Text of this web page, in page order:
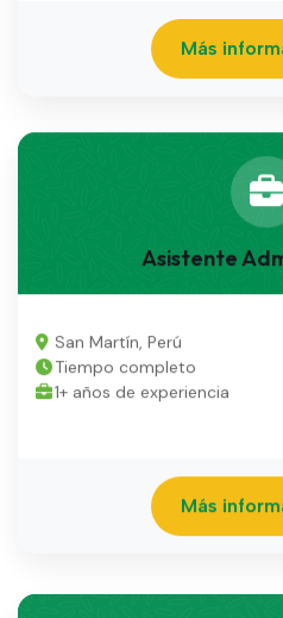
Más
Asistente
San Martín, Perú
Tiempo completo
1+ años de experiencia
Más